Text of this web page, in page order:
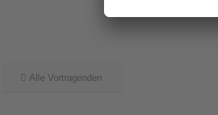
Alle Vortragenden